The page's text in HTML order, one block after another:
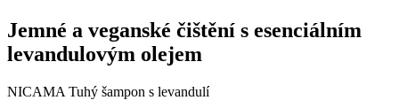
Jemné a veganské čištění s esenciálním
levandulovým olejem
NICAMA Tuhý šampon s levandulí